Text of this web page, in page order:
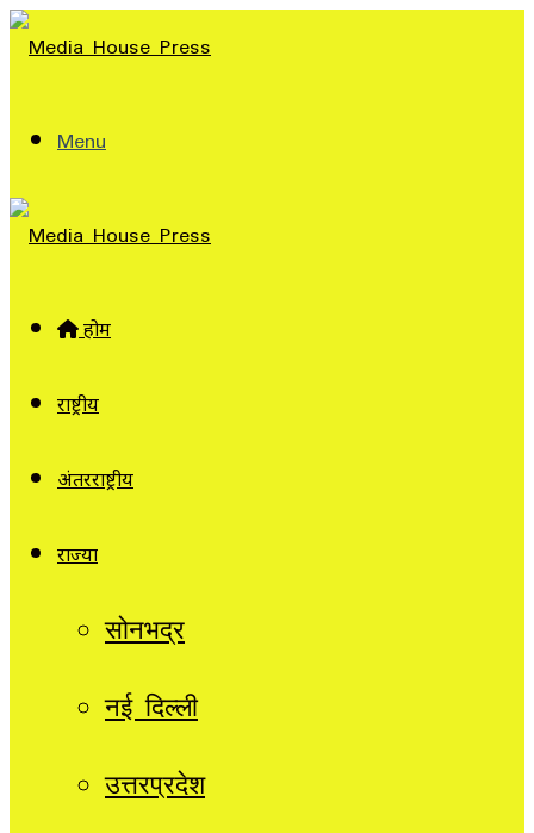
Menu
होम
राष्ट्रीय
अंतरराष्ट्रीय
राज्यों
सोनभद्र
नई दिल्ली
उत्तरप्रदेश